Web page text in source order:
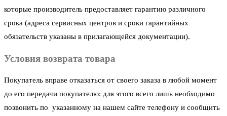
которые производитель предоставляет гарантию различного
срока (адреса сервисных центров и сроки гарантийных
обязательств указаны в прилагающейся документации).
Условия возврата товара
Покупатель вправе отказаться от своего заказа в любой момент
до его передачи покупателю: для этого всего лишь необходимо
позвонить по указанному на нашем сайте телефону и сообщить